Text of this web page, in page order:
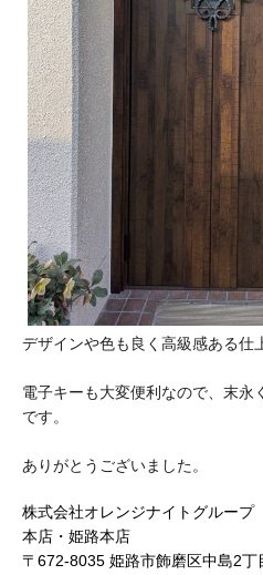
デザインや色も良く高級感ある仕
電子キーも大変便利なので、末永
です。
ありがとうございました。
株式会社オレンジナイトグループ
本店・姫路本店
〒672-8035 姫路市飾磨区中島2丁